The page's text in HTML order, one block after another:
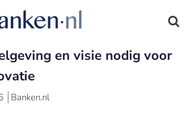
en visie nodig voor
Banken.nl